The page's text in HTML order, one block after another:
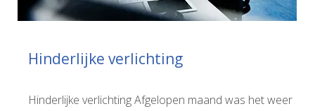
Hinderlijke verlichting
Hinderlijke verlichting Afgelopen maand was het weer